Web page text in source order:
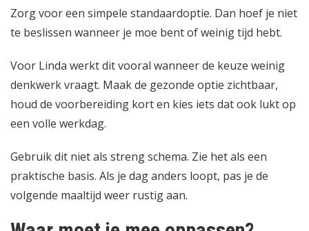
Zorg voor een simpele standaardoptie. Dan hoef je niet
te beslissen wanneer je moe bent of weinig tijd hebt.
Voor Linda werkt dit vooral wanneer de keuze weinig
denkwerk vraagt. Maak de gezonde optie zichtbaar,
houd de voorbereiding kort en kies iets dat ook lukt op
een volle werkdag.
Gebruik dit niet als streng schema. Zie het als een
praktische basis. Als je dag anders loopt, pas je de
volgende maaltijd weer rustig aan.